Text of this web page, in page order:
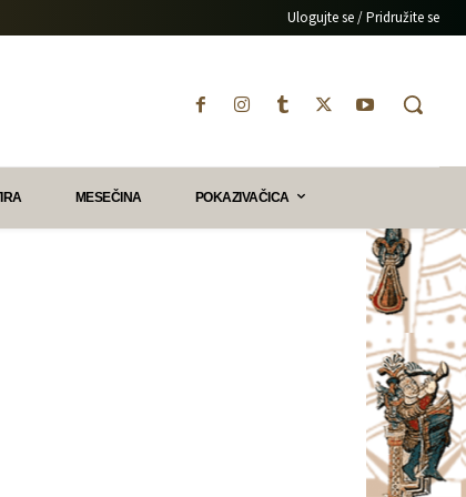
Ulogujte se / Pridružite se
MESEČINA POKAZIVAČICA